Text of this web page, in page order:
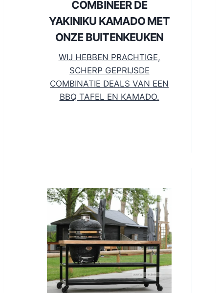
COMBINEER DE
YAKINIKU KAMADO MET
ONZE BUITENKEUKEN
WIJ HEBBEN PRACHTIGE,
SCHERP GEPRIJSDE
COMBINATIE DEALS VAN EEN
BBQ TAFEL EN KAMADO.